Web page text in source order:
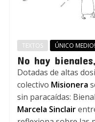
TEXTOS ÚNICO MEDIO!
No hay
Dotadas de altas
colectivo Misionera
sin paracaídas:
Marcela Sinclair